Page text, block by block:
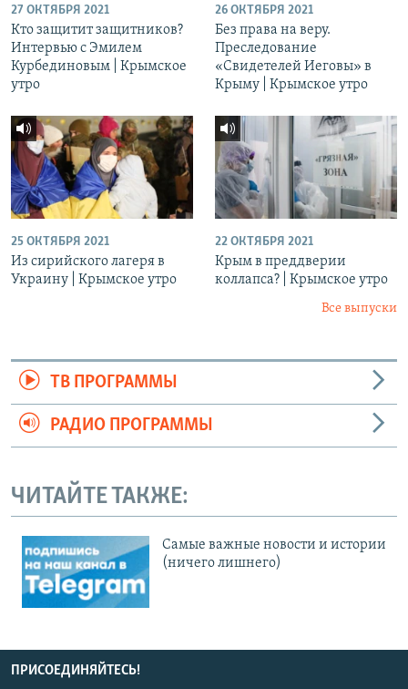
27 ОКТЯБРЯ 2021
Кто защитит защитников?
Интервью с Эмилем
Курбединовым | Крымское
утро
26 ОКТЯБРЯ 2021
Без права на веру.
Преследование
«Свидетелей Иеговы» в
Крыму | Крымское утро
25 ОКТЯБРЯ 2021
Из сирийского лагеря в
Украину | Крымское утро
22 ОКТЯБРЯ 2021
Крым в преддверии
коллапса? | Крымское утро
Все выпуски
ТВ ПРОГРАММЫ
РАДИО ПРОГРАММЫ
ЧИТАЙТЕ ТАКЖЕ:
Cамые важные новости и истории
(ничего лишнего)
ПРИСОЕДИНЯЙТЕСЬ!